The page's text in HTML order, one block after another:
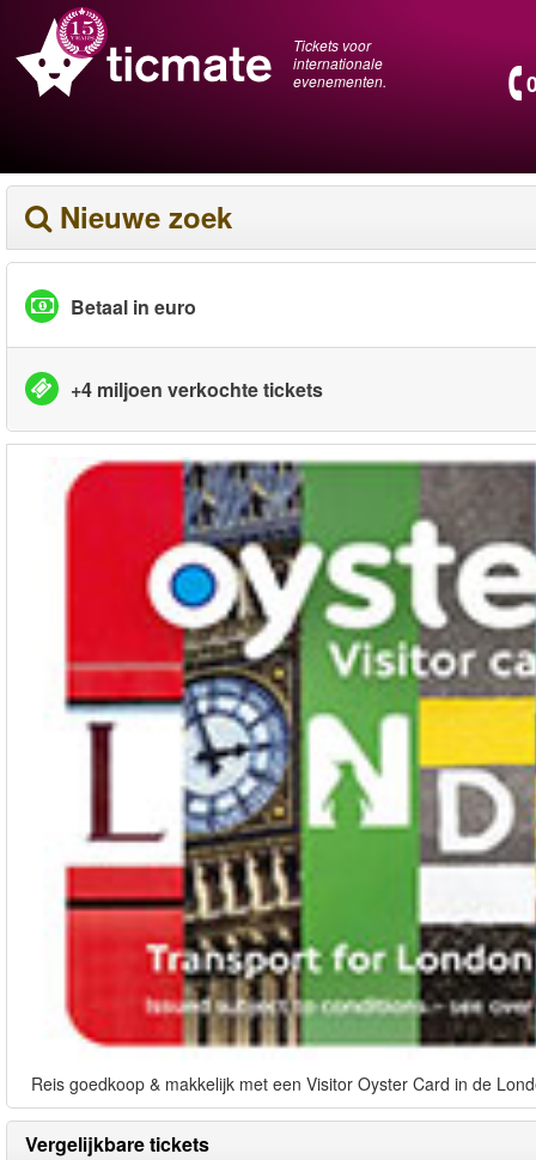
Tickets voor
internationale
evenementen.
Nieuwe zoek
Betaal in euro
+4 miljoen verkochte tickets
Reis goedkoop & makkelijk met een Visitor Oyster Card in de
Vergelijkbare tickets